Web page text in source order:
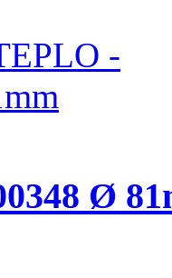
Ø